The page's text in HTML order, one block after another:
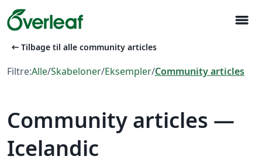
menu
arrow_left_alt Tilbage til alle community articles
Filtre:Alle/Skabeloner/Eksempler/Community articles
Community articles —
Icelandic